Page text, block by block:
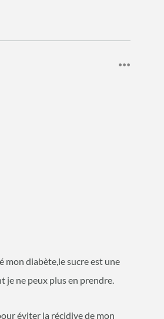
mon diabète,le sucre est une
je ne peux plus en prendre.
éviter la récidive de mon